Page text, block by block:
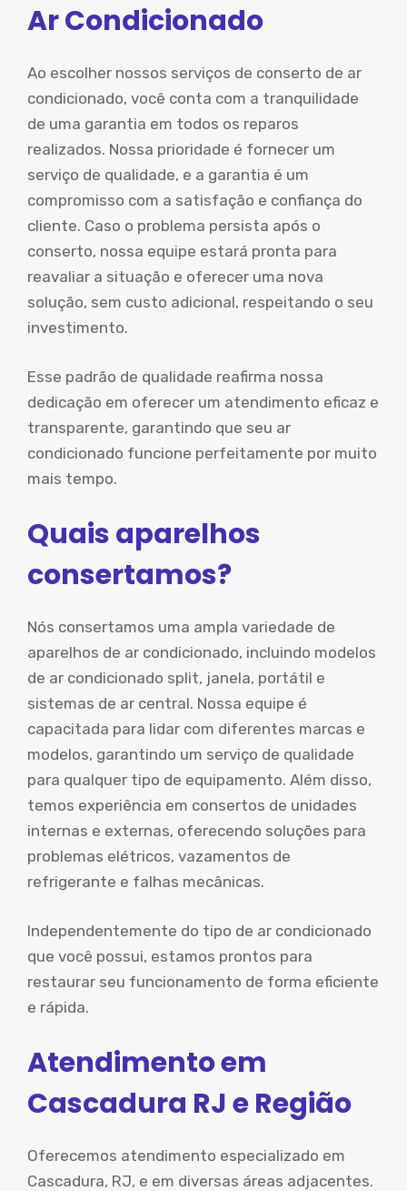
Ar Condicionado
Ao escolher nossos serviços de conserto de ar
condicionado, você conta com a tranquilidade
de uma garantia em todos os reparos
realizados. Nossa prioridade é fornecer um
serviço de qualidade, e a garantia é um
compromisso com a satisfação e confiança do
cliente. Caso o problema persista após o
conserto, nossa equipe estará pronta para
reavaliar a situação e oferecer uma nova
solução, sem custo adicional, respeitando o seu
investimento.
Esse padrão de qualidade reafirma nossa
dedicação em oferecer um atendimento eficaz e
transparente, garantindo que seu ar
condicionado funcione perfeitamente por muito
mais tempo.
Quais aparelhos
consertamos?
Nós consertamos uma ampla variedade de
aparelhos de ar condicionado, incluindo modelos
de ar condicionado split, janela, portátil e
sistemas de ar central. Nossa equipe é
capacitada para lidar com diferentes marcas e
modelos, garantindo um serviço de qualidade
para qualquer tipo de equipamento. Além disso,
temos experiência em consertos de unidades
internas e externas, oferecendo soluções para
problemas elétricos, vazamentos de
refrigerante e falhas mecânicas.
Independentemente do tipo de ar condicionado
que você possui, estamos prontos para
restaurar seu funcionamento de forma eficiente
e rápida.
Atendimento em
Cascadura RJ e Região
Oferecemos atendimento especializado em
Cascadura, RJ, e em diversas áreas adjacentes.